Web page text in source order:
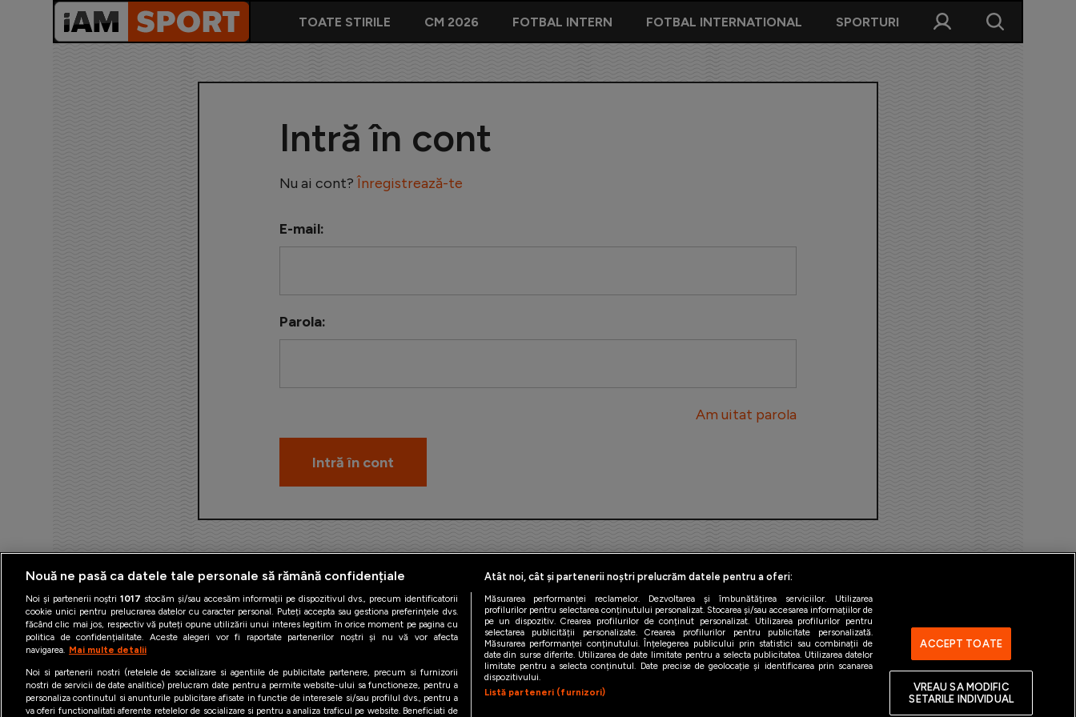
TOATE STIRILE CM 2026 FOTBAL INTERN FOTBAL INTERNATIONAL SPORTURI
Intră în cont
Nu ai cont? Înregistrează-te
E-mail:
Parola:
Am uitat parola
iAMsport.ro © 2026
Politica de utilizare Cookies Cine suntem Contact Gestionați preferințele
Nouă ne pasă ca datele tale personale să rămână confidențiale
Noi și partenerii noștri1017 stocăm și/sau accesăm informații pe dispozitivul dvs., precum identificatorii
cookie unici pentru prelucrarea datelor cu caracter personal. Puteți accepta sau gestiona preferințele dvs.
făcând clic mai jos, respectiv vă puteți opune utilizării unui interes legitim în orice moment pe pagina cu
politica de confidențialitate. Aceste alegeri vor fi raportate partenerilor noștri și nu vă vor afecta
navigarea. Mai multe detalii
Noi si partenerii nostri (retelele de socializare si agentiile de publicitate partenere, precum si furnizorii
nostri de servicii de date analitice) prelucram date pentru a permite website-ului sa functioneze, pentru a
personaliza continutul si anunturile publicitare afisate in functie de interesele si/sau profilul dvs., pentru a
va oferi functionalitati aferente retelelor de socializare si pentru a analiza traficul pe website. Beneficiati de
Atât noi, cât și partenerii noștri prelucrăm datele pentru a oferi:
Măsurarea performanței reclamelor. Dezvoltarea și îmbunătățirea serviciilor. Utilizarea
profilurilor pentru selectarea conținutului personalizat. Stocarea și/sau accesarea informațiilor de
pe un dispozitiv. Crearea profilurilor de conținut personalizat. Utilizarea profilurilor pentru
selectarea publicității personalizate. Crearea profilurilor pentru publicitate personalizată.
Măsurarea performanței conținutului. Înțelegerea publicului prin statistici sau combinații de
date din surse diferite. Utilizarea de date limitate pentru a selecta publicitatea. Utilizarea datelor
limitate pentru a selecta conținutul. Date precise de geolocație și identificarea prin scanarea
dispozitivului.
Listă parteneri (furnizori)
ACCEPT TOATE
VREAU SA MODIFIC
SETARILE INDIVIDUAL